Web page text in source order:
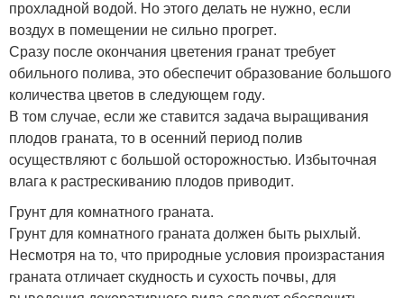
прохладной водой. Но этого делать не нужно, если
воздух в помещении не сильно прогрет.
Сразу после окончания цветения гранат требует
обильного полива, это обеспечит образование большого
количества цветов в следующем году.
В том случае, если же ставится задача выращивания
плодов граната, то в осенний период полив
осуществляют с большой осторожностью. Избыточная
влага к растрескиванию плодов приводит.
Грунт для комнатного граната.
Грунт для комнатного граната должен быть рыхлый.
Несмотря на то, что природные условия произрастания
граната отличает скудность и сухость почвы, для